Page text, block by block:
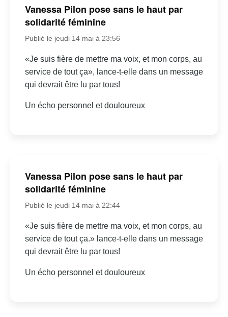
Vanessa Pilon pose sans le haut par
solidarité féminine
Publié le jeudi 14 mai à 23:56
«Je suis fière de mettre ma voix, et mon corps, au
service de tout ça», lance-t-elle dans un message
qui devrait être lu par tous!
Un écho personnel et douloureux
Vanessa Pilon pose sans le haut par
solidarité féminine
Publié le jeudi 14 mai à 22:44
«Je suis fière de mettre ma voix, et mon corps, au
service de tout ça.» lance-t-elle dans un message
qui devrait être lu par tous!
Un écho personnel et douloureux